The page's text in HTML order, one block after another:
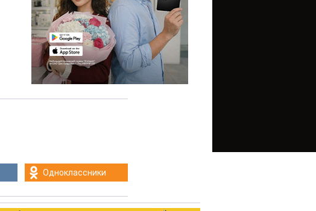
Одноклассники